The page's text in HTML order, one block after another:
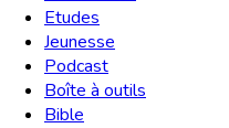
Etudes
Jeunesse
Podcast
Boîte à outils
Bible